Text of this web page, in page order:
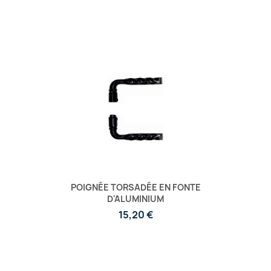
POIGNÉE TORSADÉE EN FONTE
D'ALUMINIUM
15,20 €